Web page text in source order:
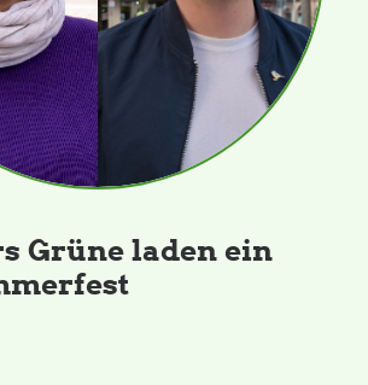
Grüne laden ein